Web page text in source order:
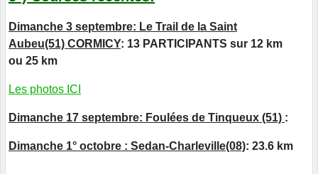
Dimanche 3 septembre: Le Trail de la Saint
Aubeu(51) CORMICY: 13 PARTICIPANTS sur 12 km
ou 25 km
Les photos ICI
Dimanche 17 septembre: Foulées de Tinqueux (51) :
Dimanche 1° octobre : Sedan-Charleville(08): 23.6 km